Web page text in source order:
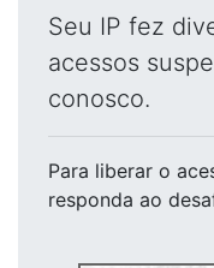
Seu IP fez
acessos
conosco.
Para liberar o
responda ao